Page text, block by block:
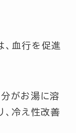
血行を促進
がお湯に溶
、冷え性改善